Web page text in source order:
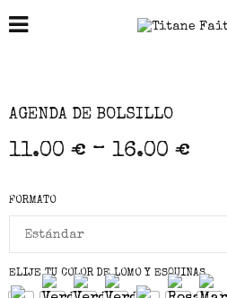
AGENDA DE BOLSILLO
11.00 € – 16.00 €
FORMATO
ELIJE TU COLOR DE LOMO Y ESQUINAS